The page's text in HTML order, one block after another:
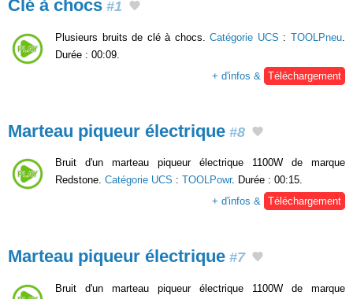
Clé à chocs #1
Plusieurs bruits de clé à chocs.Catégorie UCS :TOOLPneu
Durée : 00:09.
+ d'infos &
Téléchargement
Marteau piqueur électrique #8
Bruit d'un marteau piqueur électrique 1100W de marque
Redstone. Catégorie UCS : TOOLPowr. Durée : 00:15.
+ d'infos & Téléchargement
Marteau piqueur électrique #7
Bruit d'un marteau piqueur électrique 1100W de marque